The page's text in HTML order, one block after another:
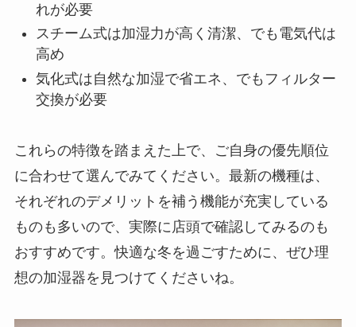
れが必要
スチーム式は加湿力が高く清潔、でも電気代は
高め
気化式は自然な加湿で省エネ、でもフィルター
交換が必要
これらの特徴を踏まえた上で、ご自身の優先順位
に合わせて選んでみてください。最新の機種は、
それぞれのデメリットを補う機能が充実している
ものも多いので、実際に店頭で確認してみるのも
おすすめです。快適な冬を過ごすために、ぜひ理
想の加湿器を見つけてくださいね。